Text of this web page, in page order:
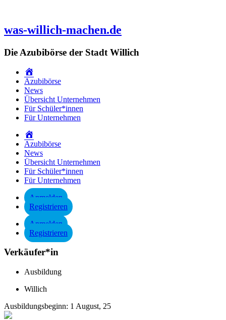
was-willich-machen.de
Die Azubibörse der Stadt Willich
Azubibörse
News
Übersicht Unternehmen
Für Schüler*innen
Für Unternehmen
Azubibörse
News
Übersicht Unternehmen
Für Schüler*innen
Für Unternehmen
Anmelden
Registrieren
Anmelden
Registrieren
Verkäufer*in
Ausbildung
Willich
Ausbildungsbeginn: 1 August, 25